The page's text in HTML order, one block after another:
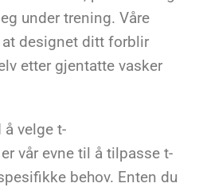
under trening. Våre
designet ditt forblir
etter gjentatte vasker
å velge t-
vår evne til å tilpasse t-
behov. Enten du